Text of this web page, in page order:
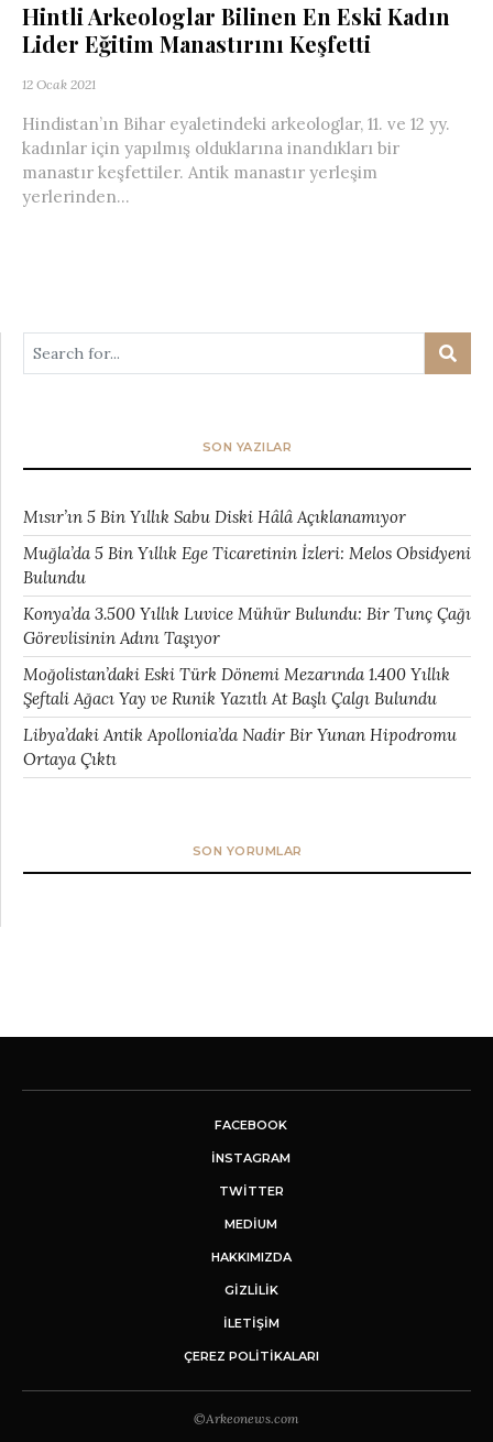
Hintli Arkeologlar Bilinen En Eski Kadın
Lider Eğitim Manastırını Keşfetti
12 Ocak 2021
Hindistan’ın Bihar eyaletindeki arkeologlar, 11. ve 12 yy.
kadınlar için yapılmış olduklarına inandıkları bir
manastır keşfettiler. Antik manastır yerleşim
yerlerinden...
SON YAZILAR
Mısır’ın 5 Bin Yıllık Sabu Diski Hâlâ Açıklanamıyor
Muğla’da 5 Bin Yıllık Ege Ticaretinin İzleri: Melos Obsidyeni
Bulundu
Konya’da 3.500 Yıllık Luvice Mühür Bulundu: Bir Tunç Çağı
Görevlisinin Adını Taşıyor
Moğolistan’daki Eski Türk Dönemi Mezarında 1.400 Yıllık
Şeftali Ağacı Yay ve Runik Yazıtlı At Başlı Çalgı Bulundu
Libya’daki Antik Apollonia’da Nadir Bir Yunan Hipodromu
Ortaya Çıktı
SON YORUMLAR
FACEBOOK
INSTAGRAM
TWITTER
MEDIUM
HAKKIMIZDA
GİZLİLİK
İLETIŞIM
ÇEREZ POLITIKALARI
©Arkeonews.com